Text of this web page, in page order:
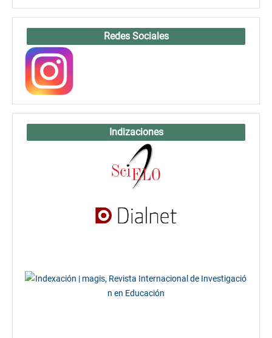
Redes Sociales
Indizaciones